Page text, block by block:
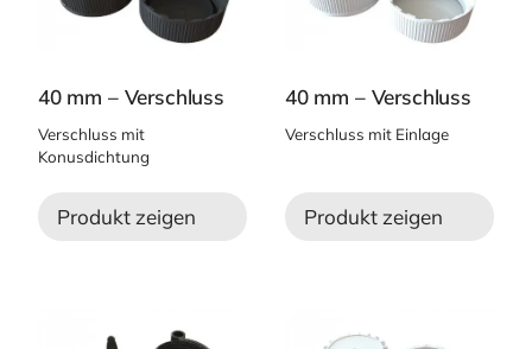
40 mm – Verschluss
Verschluss mit
Konusdichtung
Produkt zeigen
40 mm – Verschluss
Verschluss mit Einlage
Produkt zeigen